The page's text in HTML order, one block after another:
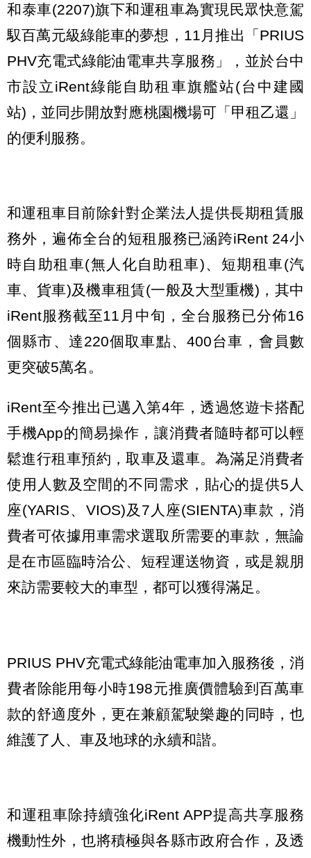
和泰車(2207)旗下和運租車為實現民眾快意駕
馭百萬元級綠能車的夢想，11月推出「PRIUS
PHV充電式綠能油電車共享服務」，並於台中
市設立iRent綠能自助租車旗艦站(台中建國
站)，並同步開放對應桃園機場可「甲租乙還」
的便利服務。
和運租車目前除針對企業法人提供長期租賃服
務外，遍佈全台的短租服務已涵跨iRent 24小
時自助租車(無人化自助租車)、短期租車(汽
車、貨車)及機車租賃(一般及大型重機)，其中
iRent服務截至11月中旬，全台服務已分佈16
個縣市、達220個取車點、400台車，會員數
更突破5萬名。
iRent至今推出已邁入第4年，透過悠遊卡搭配
手機App的簡易操作，讓消費者隨時都可以輕
鬆進行租車預約，取車及還車。為滿足消費者
使用人數及空間的不同需求，貼心的提供5人
座(YARIS、VIOS)及7人座(SIENTA)車款，消
費者可依據用車需求選取所需要的車款，無論
是在市區臨時洽公、短程運送物資，或是親朋
來訪需要較大的車型，都可以獲得滿足。
PRIUS PHV充電式綠能油電車加入服務後，消
費者除能用每小時198元推廣價體驗到百萬車
款的舒適度外，更在兼顧駕駛樂趣的同時，也
維護了人、車及地球的永續和諧。
和運租車除持續強化iRent APP提高共享服務
機動性外，也將積極與各縣市政府合作，及透